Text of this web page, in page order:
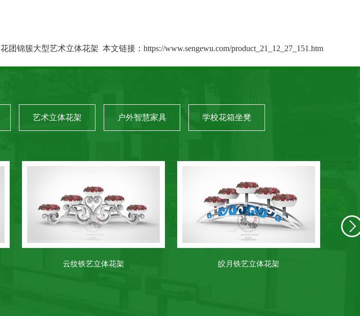
花团锦簇大型艺术立体花架 本文链接： https://www.sengewu.com/product_21_12_27_151.htm
艺术立体花架 户外智慧家具 学校花箱坐凳
云纹铁艺立体花架 皎月铁艺立体花架